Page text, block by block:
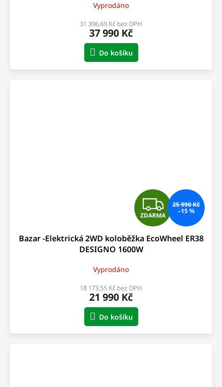
Vyprodáno
31 396,69 Kč bez DPH
37 990 Kč
Do košíku
Z
D
A
ZDARMA
25 990 Kč
–15 %
Bazar -Elektrická 2WD koloběžka EcoWheel ER38
DESIGNO 1600W
Vyprodáno
18 173,55 Kč bez DPH
21 990 Kč
Do košíku